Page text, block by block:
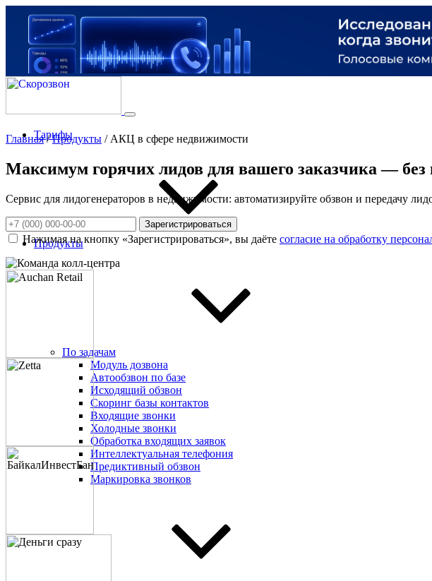
Тарифы
Продукты
По задачам
Модуль дозвона
Автообзвон по базе
Исходящий обзвон
Скоринг базы контактов
Входящие звонки
Холодные звонки
Обработка входящих заявок
Интеллектуальная телефония
Предиктивный обзвон
Маркировка звонков
Главная / Продукты / АКЦ в сфере недвижимости
Максимум горячих лидов для вашего заказчика — без
Сервис для лидогенераторов в недвижимости: автоматизируйте обзвон и передачу
Зарегистрироваться
Нажимая на кнопку «Зарегистрироваться», вы даёте согласие на обработку